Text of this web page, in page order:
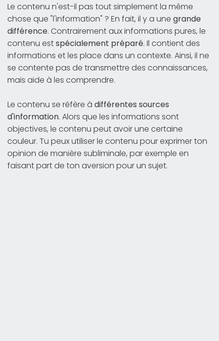
Le contenu n'est-il pas tout simplement la même
chose que "l'information" ? En fait, il y a une grande
différence. Contrairement aux informations pures, le
contenu estspécialement préparé. Il contient des
informations et les place dans un contexte. Ainsi, il ne
se contente pas de transmettre des connaissances,
mais aide à les comprendre.
Le contenu se réfère à différentes sources
d'information. Alors que les informations sont
objectives, le contenu peut avoir une certaine
couleur. Tu peux utiliser le contenu pour exprimer ton
opinion de manière subliminale, par exemple en
faisant part de ton aversion pour un sujet.